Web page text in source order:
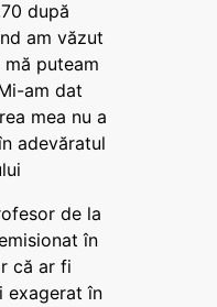
după
am văzut
puteam
am dat
mea nu a
adevăratul
de la
în
că ar fi
exagerat în